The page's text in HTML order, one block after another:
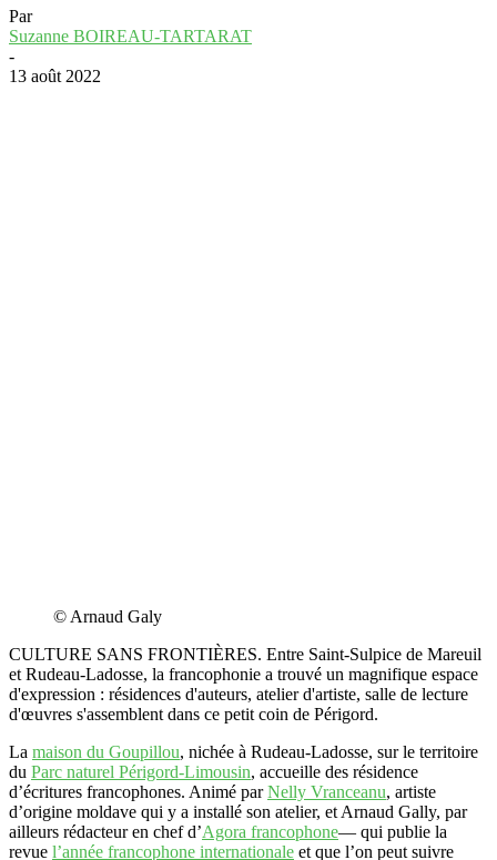
Par
Suzanne BOIREAU-TARTARAT
-
13 août 2022
© Arnaud Galy
CULTURE SANS FRONTIÈRES. Entre Saint-Sulpice de Mareuil
et Rudeau-Ladosse, la francophonie a trouvé un magnifique espace
d'expression : résidences d'auteurs, atelier d'artiste, salle de lecture
d'œuvres s'assemblent dans ce petit coin de Périgord.
La maison du Goupillou, nichée à Rudeau-Ladosse, sur le territoire
du Parc naturel Périgord-Limousin, accueille des résidence
d’écritures francophones. Animé parNelly Vranceanu, artiste
d’origine moldave qui y a installé son atelier, et Arnaud Gally, par
ailleurs rédacteur en chef d’Agora francophone— qui publie la
revue l’année francophone internationale et que l’on peut suivre